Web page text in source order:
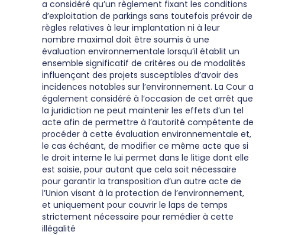
a considéré qu’un règlement fixant les conditions
d’exploitation de parkings sans toutefois prévoir de
règles relatives à leur implantation ni à leur
nombre maximal doit être soumis à une
évaluation environnementale lorsqu’il établit un
ensemble significatif de critères ou de modalités
influençant des projets susceptibles d’avoir des
incidences notables sur l’environnement. La Cour a
également considéré à l’occasion de cet arrêt que
la juridiction ne peut maintenir les effets d’un tel
acte afin de permettre à l’autorité compétente de
procéder à cette évaluation environnementale et,
le cas échéant, de modifier ce même acte que si
le droit interne le lui permet dans le litige dont elle
est saisie, pour autant que cela soit nécessaire
pour garantir la transposition d’un autre acte de
l’Union visant à la protection de l’environnement,
et uniquement pour couvrir le laps de temps
strictement nécessaire pour remédier à cette
illégalité